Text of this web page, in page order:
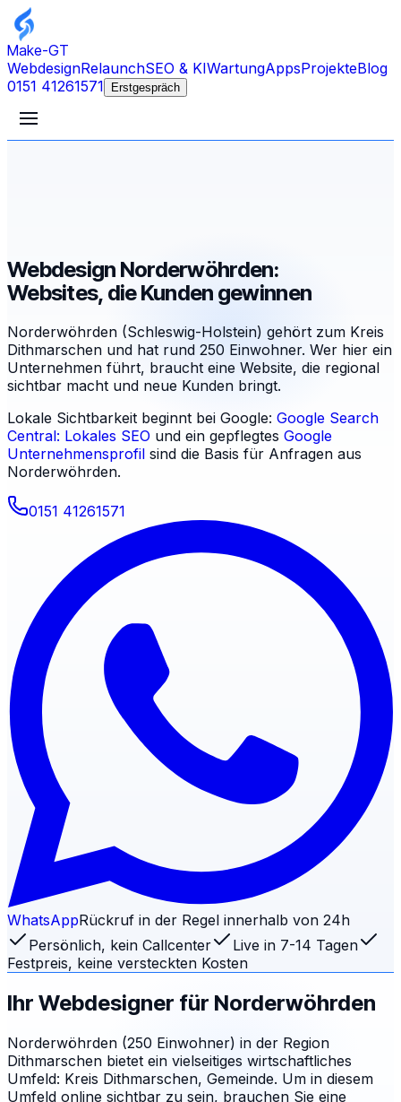
Make-GT
WebdesignRelaunchSEO & KIWartungAppsProjekteBlog
0151 41261571
Erstgespräch
Webdesign Norderwöhrden:
Websites, die Kunden gewinnen
Norderwöhrden (Schleswig-Holstein) gehört zum Kreis
Dithmarschen und hat rund 250 Einwohner. Wer hier ein
Unternehmen führt, braucht eine Website, die regional
sichtbar macht und neue Kunden bringt.
Lokale Sichtbarkeit beginnt bei Google: Google Search
Central: Lokales SEO und ein gepflegtes Google
Unternehmensprofil sind die Basis für Anfragen aus
Norderwöhrden.
0151 41261571
WhatsAppRückruf in der Regel innerhalb von 24h
Persönlich, kein Callcenter
Live in 7-14 Tagen
Festpreis, keine versteckten Kosten
Ihr Webdesigner für Norderwöhrden
Norderwöhrden (250 Einwohner) in der Region
Dithmarschen bietet ein vielseitiges wirtschaftliches
Umfeld: Kreis Dithmarschen, Gemeinde. Um in diesem
Umfeld online sichtbar zu sein, brauchen Sie eine